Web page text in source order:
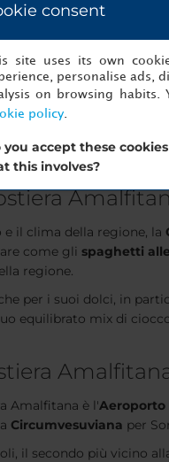
paesaggio della
, che si trova
ai visitatori una
visitatori uno
e alla Fabbrica di
Viera sul Mare una meta
Si trova nei
il clima della regione, la
come gli spaghetti
regione.
per i suoi dolci, in
equilibrato mix di
Amalfitana è l'Aeroporto
Circumvesuviana per
il secondo più vicino
consent
site uses its own
personalise ads,
on browsing habits.
policy.
you accept these
this involves?